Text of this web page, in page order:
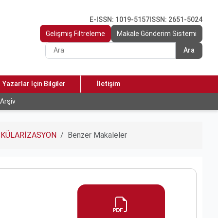
E-ISSN: 1019-5157 ISSN: 2651-5024
Gelişmiş Filtreleme
Makale Gönderim Sistemi
Ara
Yazarlar İçin Bilgiler İletişim
Arşiv
Benzer Makaleler